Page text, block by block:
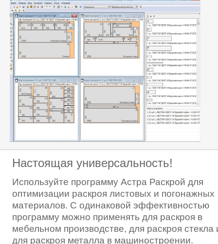
Настоящая универсальность!
Используйте программу Астра Раскрой для
оптимизации раскроя листовых и погонажных
материалов. С одинаковой эффективностью
программу можно применять для раскроя в
мебельном производстве, для раскроя стекла
для раскроя металла в машиностроении.